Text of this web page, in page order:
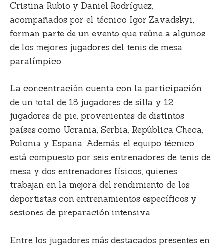
Cristina Rubio y Daniel Rodríguez,
acompañados por el técnico Igor Zavadskyi,
forman parte de un evento que reúne a algunos
de los mejores jugadores del tenis de mesa
paralímpico.
La concentración cuenta con la participación
de un total de 18 jugadores de silla y 12
jugadores de pie, provenientes de distintos
países como Ucrania, Serbia, República Checa,
Polonia y España. Además, el equipo técnico
está compuesto por seis entrenadores de tenis de
mesa y dos entrenadores físicos, quienes
trabajan en la mejora del rendimiento de los
deportistas con entrenamientos específicos y
sesiones de preparación intensiva.
Entre los jugadores más destacados presentes en